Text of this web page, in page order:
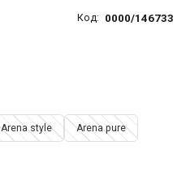
Код: 0000/146733
Arena style Arena pure